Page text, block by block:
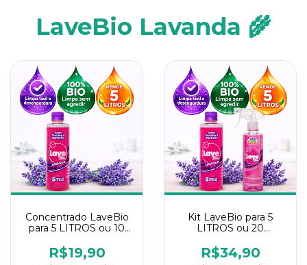
LaveBio Lavanda 🌾
Concentrado LaveBio
para 5 LITROS ou 10
rendimento da
categoria - Lavanda
R$19,90
Kit LaveBio para 5
LITROS ou 20
rendimento da
categoria - Lavanda
R$34,90